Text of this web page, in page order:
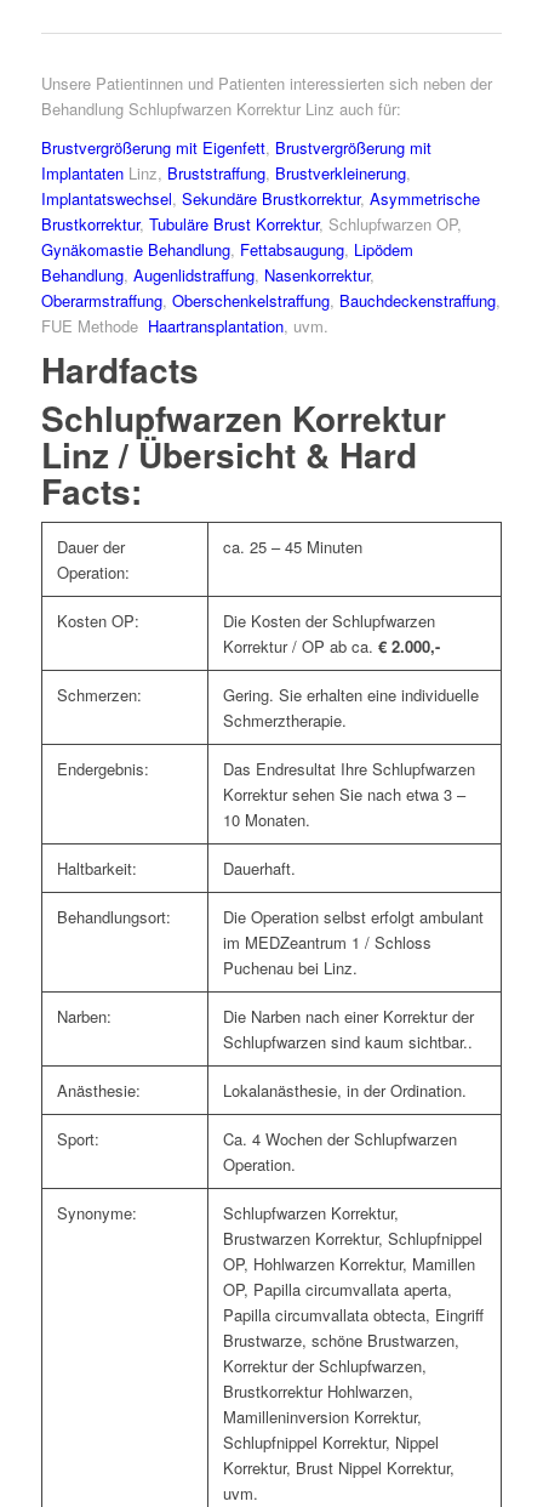
Unsere Patientinnen und Patienten interessierten sich nebender
Behandlung Schlupfwarzen Korrektur Linz auch für:
Brustvergrößerung mit Eigenfett, Brustvergrößerung mit
ImplantatenLinz, Bruststraffung, Brustverkleinerung,
Implantatswechsel, Sekundäre Brustkorrektur, Asymmetrische
Brustkorrektur, Tubuläre Brust Korrektur, Schlupfwarzen OP,
Gynäkomastie Behandlung, Fettabsaugung, Lipödem
Behandlung, Augenlidstraffung, Nasenkorrektur,
Oberarmstraffung, Oberschenkelstraffung, Bauchdeckenstraffung,
FUE Methode Haartransplantation, uvm.
Hardfacts
Schlupfwarzen Korrektur
Linz / Übersicht & Hard
Facts:
Dauer der
Operation:
ca. 25 – 45 Minuten
Kosten OP:
Die Kosten der Schlupfwarzen
Korrektur / OP ab ca. € 2.000,-
Schmerzen:
Gering. Sie erhalten eine individuelle
Schmerztherapie.
Endergebnis:
Das Endresultat Ihre Schlupfwarzen
Korrektur sehen Sie nach etwa 3 –
10 Monaten.
Haltbarkeit: Dauerhaft.
Behandlungsort:
Die Operation selbst erfolgt ambulant
im MEDZeantrum 1 / Schloss
Puchenau bei Linz.
Narben:
Die Narben nach einer Korrektur der
Schlupfwarzen sind kaum sichtbar..
Anästhesie: Lokalanästhesie, in der Ordination.
Sport:
Ca. 4 Wochen der Schlupfwarzen
Operation.
Synonyme:
Schlupfwarzen Korrektur,
Brustwarzen Korrektur, Schlupfnippel
OP, Hohlwarzen Korrektur, Mamillen
OP, Papilla circumvallata aperta,
Papilla circumvallata obtecta, Eingriff
Brustwarze, schöne Brustwarzen,
Korrektur der Schlupfwarzen,
Brustkorrektur Hohlwarzen,
Mamilleninversion Korrektur,
Schlupfnippel Korrektur, Nippel
Korrektur, Brust Nippel Korrektur,
uvm.